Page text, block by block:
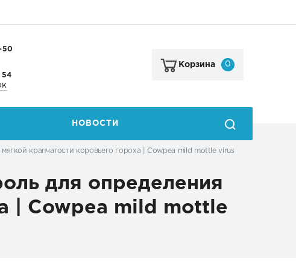
50
54
Корзина 0
НОВОСТИ
крапчатости коровьего гороха | Cowpea mild mottle virus
для определения
| Cowpea mild mottle